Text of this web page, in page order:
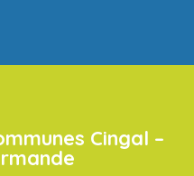
Cingal –